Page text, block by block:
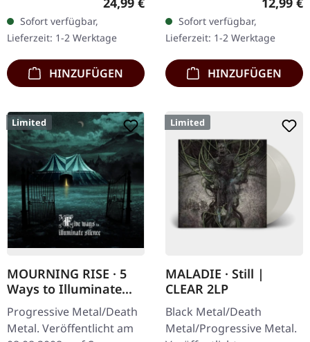
27.03.2026, auf Supreme
Chaos Records.
Schwarzes Vinyl mit
Insert. Zweite Auflage…
Sofort verfügbar,
Lieferzeit: 1-2 Werktage
HINZUFÜGEN
Hinreißender Avantgarde
Black Metal mit…
Sofort verfügbar,
Lieferzeit: 1-2 Werktage
HINZUFÜGEN
Limited
MOURNING RISE · 5
Ways to Illuminate
Silence | DIGIPAK CD
Progressive Metal/Death
Metal. Veröffentlicht am
Limited
MALADIE · Still |
CLEAR 2LP
Black Metal/Death
Metal/Progressive Metal.